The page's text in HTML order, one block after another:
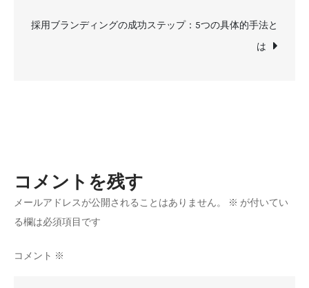
代
ン
稿
ー
シ
採用ブランディングの成功ステップ：5つの具体的手法と
は
コメントを残す
メールアドレスが公開されることはありません。 ※ が付いてい
る欄は必須項目です
コメント ※